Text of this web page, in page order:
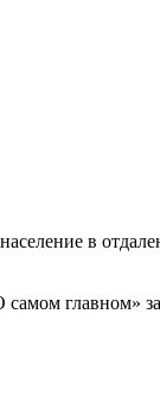
в
главном»